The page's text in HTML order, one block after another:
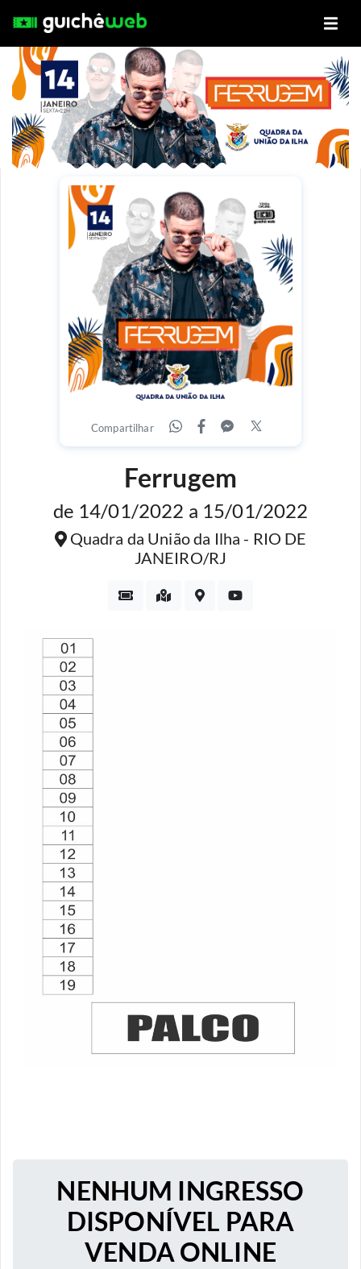
Compartilhar
Ferrugem
de 14/01/2022 a 15/01/2022
Quadra da União da Ilha - RIO DE
JANEIRO/RJ
NENHUM INGRESSO
DISPONÍVEL PARA
VENDA ONLINE